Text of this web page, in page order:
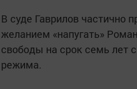
В суде Гаврилов частично
желанием «напугать»
свободы на срок семь лет
режима.